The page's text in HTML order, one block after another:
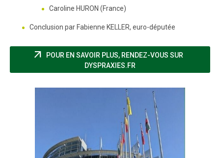
Caroline HURON (France)
Conclusion par Fabienne KELLER, euro-députée
arrow_outward
POUR EN SAVOIR PLUS, RENDEZ-VOUS SUR
DYSPRAXIES.FR